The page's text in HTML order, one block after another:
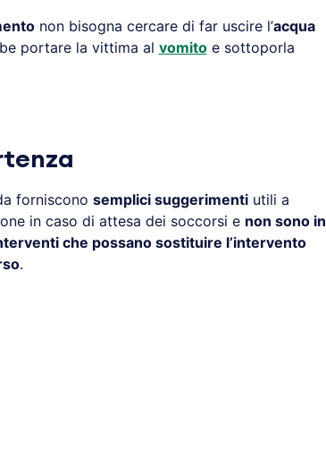
non bisogna cercare di far uscire l’acqua
portare la vittima al vomitoe sottoporla
forniscono semplici suggerimentiutili a
in caso di attesa dei soccorsi e non sono in
che possano sostituire l’intervento
.